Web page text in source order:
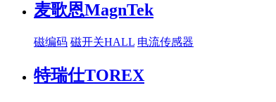
麦歌恩MagnTek
磁编码 磁开关HALL 电流传感器
特瑞仕TOREX